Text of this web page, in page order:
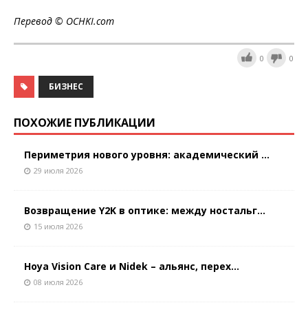
Перевод © OCHKI.com
0 0
БИЗНЕС
ПОХОЖИЕ ПУБЛИКАЦИИ
Периметрия нового уровня: академический ...
29 июля 2026
Возвращение Y2K в оптике: между ностальг...
15 июля 2026
Hoya Vision Care и Nidek – альянс, перех...
08 июля 2026